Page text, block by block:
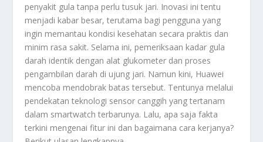
penyakit gula tanpa perlu tusuk jari. Inovasi ini tentu
menjadi kabar besar, terutama bagi pengguna yang
ingin memantau kondisi kesehatan secara praktis dan
minim rasa sakit. Selama ini, pemeriksaan kadar gula
darah identik dengan alat glukometer dan proses
pengambilan darah di ujung jari. Namun kini, Huawei
mencoba mendobrak batas tersebut. Tentunya melalui
pendekatan teknologi sensor canggih yang tertanam
dalam smartwatch terbarunya. Lalu, apa saja fakta
terkini mengenai fitur ini dan bagaimana cara kerjanya?